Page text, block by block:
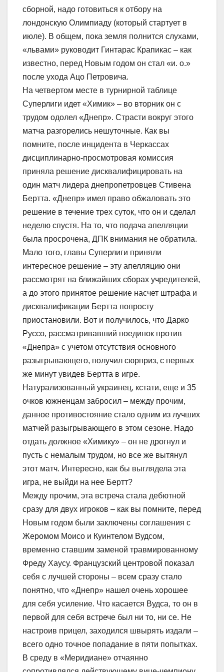
сборной, надо готовиться к отбору на
лондонскую Олимпиаду (который стартует в
июле). В общем, пока земля полнится слухами,
«львами» руководит Гинтарас Крапикас – как
известно, перед Новым годом он стал «и. о.»
после ухода Ацо Петровича.
На четвертом месте в турнирной таблице
Суперлиги идет «Химик» – во вторник он с
трудом одолел «Днепр». Страсти вокруг этого
матча разгорелись нешуточные. Как вы
помните, после инцидента в Черкассах
дисциплинарно-просмотровая комиссия
приняла решение дисквалифицировать на
один матч лидера днепропетровцев Стивена
Бертта. «Днепр» имел право обжаловать это
решение в течение трех суток, что он и сделал
неделю спустя. На то, что подача апелляции
была просрочена, ДПК внимания не обратила.
Мало того, главы Суперлиги приняли
интересное решение – эту апелляцию они
рассмотрят на ближайших сборах учредителей,
а до этого принятое решение насчет штрафа и
дисквалификации Бертта попросту
приостановили. Вот и получилось, что Дарко
Руссо, рассматривавший поединок против
«Днепра» с учетом отсутствия основного
разыгрывающего, получил сюрприз, с первых
же минут увидев Бертта в игре.
Натурализованный украинец, кстати, еще и 35
очков южненцам забросил – между прочим,
данное противостояние стало одним из лучших
матчей разыгрывающего в этом сезоне. Надо
отдать должное «Химику» – он не дрогнул и
пусть с немалым трудом, но все же вытянул
этот матч. Интересно, как бы выглядела эта
игра, не выйди на нее Бертт?
Между прочим, эта встреча стала дебютной
сразу для двух игроков – как вы помните, перед
Новым годом были заключены соглашения с
Жеромом Моисо и Куинтелом Вудсом,
временно ставшим заменой травмированному
Фреду Хаусу. Французский центровой показал
себя с лучшей стороны – всем сразу стало
понятно, что «Днепр» нашел очень хорошее
для себя усиление. Что касается Вудса, то он в
первой для себя встрече был ни то, ни се. Не
настроив прицел, заходился швырять издали –
всего одно точное попадание в пяти попытках.
В среду в «Меридиане» отчаянно